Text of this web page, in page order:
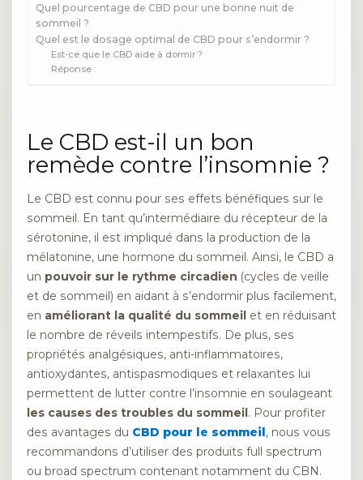
Quel pourcentage de CBD pour une bonne nuit de
sommeil ?
Quel est le dosage optimal de CBD pour s’endormir ?
Est-ce que le CBD aide à dormir ?
Réponse :
Le CBD est-il un bon
remède contre l’insomnie ?
Le CBD est connu pour ses effets bénéfiques sur le
sommeil. En tant qu’intermédiaire du récepteur de la
sérotonine, il est impliqué dans la production de la
mélatonine, une hormone du sommeil. Ainsi, le CBD a
un pouvoir sur le rythme circadien (cycles de veille
et de sommeil) en aidant à s’endormir plus facilement,
en améliorant la qualité du sommeil et en réduisant
le nombre de réveils intempestifs. De plus, ses
propriétés analgésiques, anti-inflammatoires,
antioxydantes, antispasmodiques et relaxantes lui
permettent de lutter contre l’insomnie en soulageant
les causes des troubles du sommeil . Pour profiter
des avantages du CBD pour le sommeil , nous vous
recommandons d’utiliser des produits full spectrum
ou broad spectrum contenant notamment du CBN.